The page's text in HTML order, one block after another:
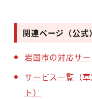
関連ページ（公式）
岩国市の対応サ
サービス一覧（
ト）